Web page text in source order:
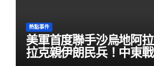
熱點事件
美軍首度聯手沙烏地阿
拉克親伊朗民兵！中東